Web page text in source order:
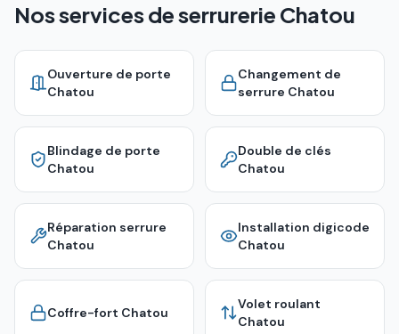
Nos services de serrurerie Chatou
Ouverture de porte
Chatou
Changement de
serrure Chatou
Blindage de porte
Chatou
Double de clés
Chatou
Réparation serrure
Chatou
Installation digicode
Chatou
Coffre-fort Chatou
Volet roulant
Chatou